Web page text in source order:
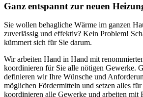
Ganz entspannt zur neuen
Sie wollen behagliche Wärme im ganzen
zuverlässig und effektiv? Kein Problem!
kümmert sich für Sie darum.
Wir arbeiten Hand in Hand mit
koordinieren für Sie alle nötigen Gewerke.
definieren wir Ihre Wünsche und
möglichen Fördermitteln und setzen alles
koordinieren alle Gewerke und arbeiten mit